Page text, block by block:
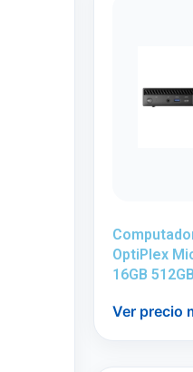
OptiPlex
16GB 512GB
Ver precio